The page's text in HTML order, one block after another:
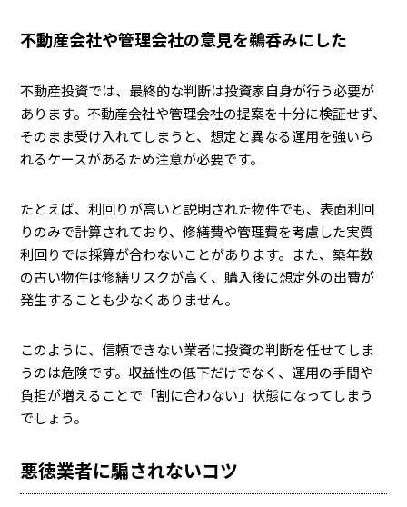
不動産会社や管理会社の意見を鵜呑みにした
不動産投資では、最終的な判断は投資家自身が行う必要が
あります。不動産会社や管理会社の提案を十分に検証せず、
そのまま受け入れてしまうと、想定と異なる運用を強いら
れるケースがあるため注意が必要です。
たとえば、利回りが高いと説明された物件でも、表面利回
りのみで計算されており、修繕費や管理費を考慮した実質
利回りでは採算が合わないことがあります。また、築年数
の古い物件は修繕リスクが高く、購入後に想定外の出費が
発生することも少なくありません。
このように、信頼できない業者に投資の判断を任せてしま
うのは危険です。収益性の低下だけでなく、運用の手間や
負担が増えることで「割に合わない」状態になってしまう
でしょう。
悪徳業者に騙されないコツ